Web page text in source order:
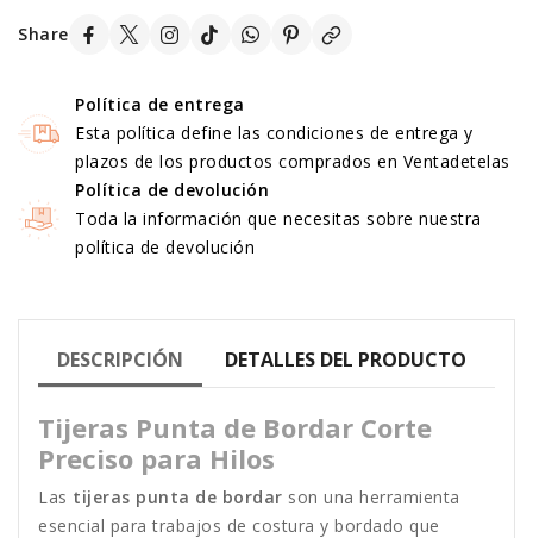
Share
Política de entrega
Esta política define las condiciones de entrega y
plazos de los productos comprados en Ventadetelas
Política de devolución
Toda la información que necesitas sobre nuestra
política de devolución
DESCRIPCIÓN DETALLES DEL PRODUCTO
Tijeras Punta de Bordar Corte
Preciso para Hilos
Las tijeras punta de bordar son una herramienta
esencial para trabajos de costura y bordado que